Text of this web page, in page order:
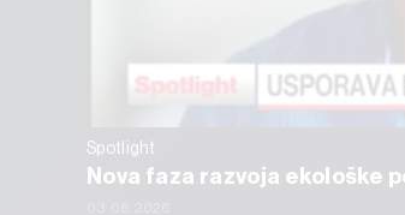
Spotlight
Nova faza razvoja ekološke